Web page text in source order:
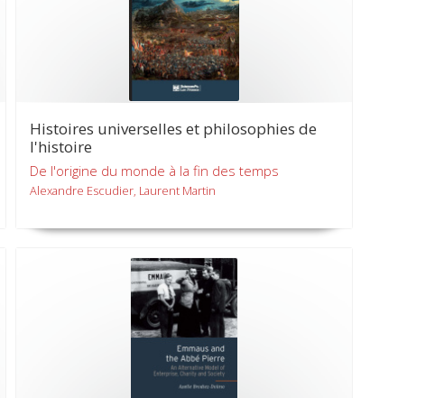
Histoires universelles et philosophies de
l'histoire
De l'origine du monde à la fin des temps
Alexandre Escudier, Laurent Martin